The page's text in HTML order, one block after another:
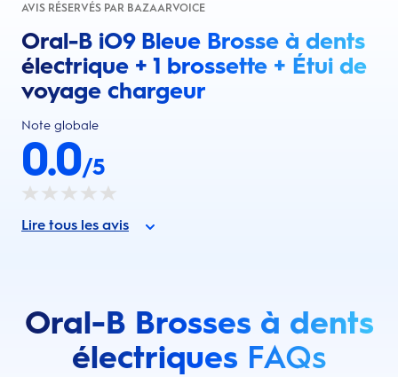
AVIS RÉSERVÉS PAR BAZAARVOICE
Oral-B iO9 Bleue Brosse à dents
électrique + 1 brossette + Étui de
voyage chargeur
Note globale
0.0/5
Lire tous les avis
Oral-B Brosses à dents
électriques FAQs